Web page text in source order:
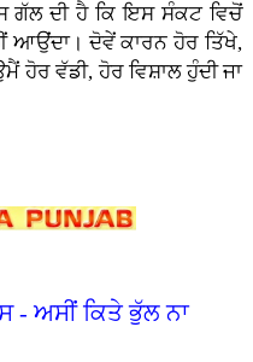
ਗੱਲ ਦੀ ਹੈ ਕਿ ਇਸ ਸੰਕਟ ਵਿਚੋਂ
ਆਉਂਦਾ। ਦੋਵੇਂ ਕਾਰਨ ਹੋਰ ਤਿੱਖੇ,
ਹੋਰ ਵੱਡੀ, ਹੋਰ ਵਿਸ਼ਾਲ ਹੁੰਦੀ ਜਾ
- ਅਸੀਂ ਕਿਤੇ ਭੁੱਲ ਨਾ